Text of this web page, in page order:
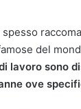
spesso
del
lavoro sono
ove